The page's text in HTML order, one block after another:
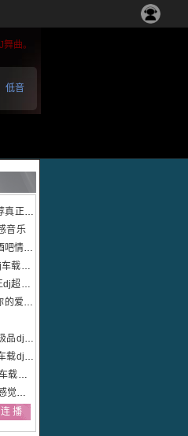
曲。
低音
舞大碟
音乐
慢摇
大碟
串烧
谁串烧
电音
大碟
串烧
大碟